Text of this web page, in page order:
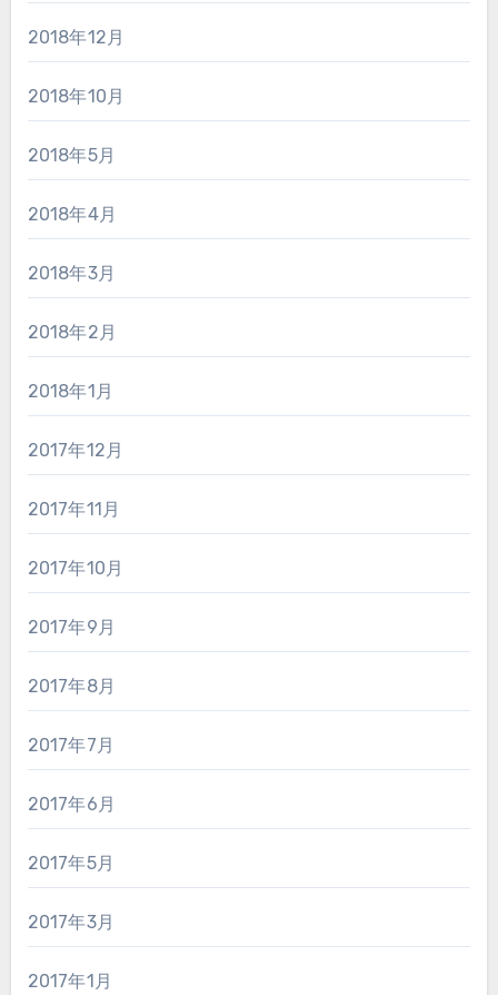
2018年12月
2018年10月
2018年5月
2018年4月
2018年3月
2018年2月
2018年1月
2017年12月
2017年11月
2017年10月
2017年9月
2017年8月
2017年7月
2017年6月
2017年5月
2017年3月
2017年1月